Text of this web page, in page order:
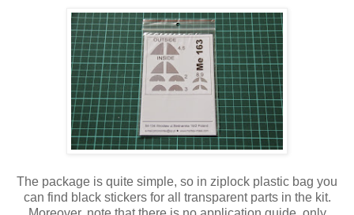
The package is quite simple, so in ziplock plastic bag you
can find black stickers for all transparent parts in the kit.